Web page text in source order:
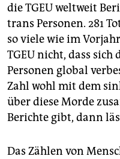
die TGEU weltweit
trans Personen. 281
so viele wie im
TGEU nicht, dass
Personen global
Zahl wohl mit dem
über diese Morde
Berichte gibt, dann
Das Zählen von